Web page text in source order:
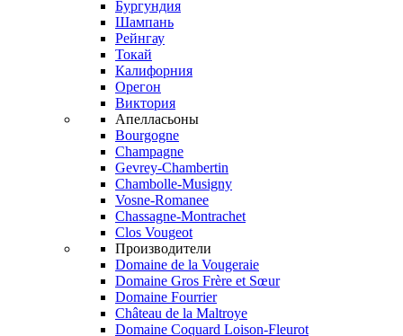
Бургундия
Шампань
Рейнгау
Токай
Калифорния
Орегон
Виктория
Апелласьоны
Bourgogne
Champagne
Gevrey-Chambertin
Chambolle-Musigny
Vosne-Romanee
Chassagne-Montrachet
Clos Vougeot
Производители
Domaine de la Vougeraie
Domaine Gros Frère et Sœur
Domaine Fourrier
Château de la Maltroye
Domaine Coquard Loison-Fleurot